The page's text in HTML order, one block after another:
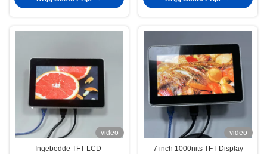
video
Ingebedde TFT-LCD-
video
7 inch 1000nits TFT Display